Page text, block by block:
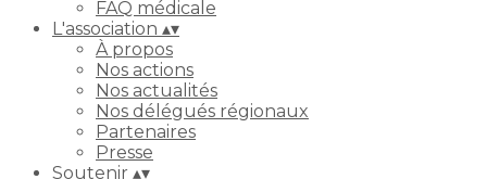
FAQ médicale
L'association ▴▾
À propos
Nos actions
Nos actualités
Nos délégués régionaux
Partenaires
Presse
Soutenir ▴▾